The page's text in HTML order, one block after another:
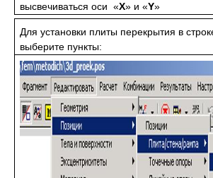
высвечиваться оси «X» и «Y»
Для установки плиты перекрытия в
выберите пункты: